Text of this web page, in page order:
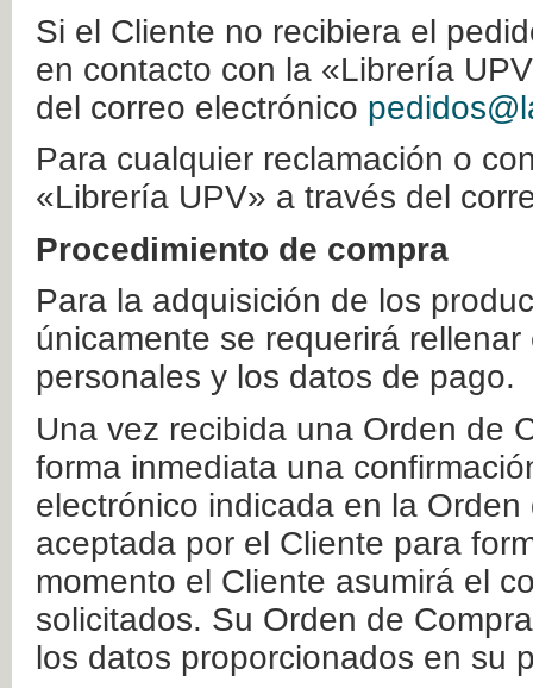
Si el Cliente no recibiera el
en contacto con la «Librería
del correo electrónico
Para cualquier reclamación o
«Librería UPV» a través del
Procedimiento de compra
Para la adquisición de los
únicamente se requerirá
personales y los datos de pago.
Una vez recibida una Orden de
forma inmediata una
electrónico indicada en la
aceptada por el Cliente para
momento el Cliente asumirá el
solicitados. Su Orden de
los datos proporcionados en su